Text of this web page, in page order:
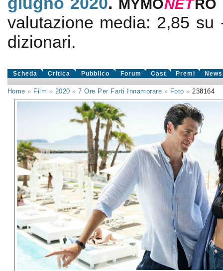
MYMONETRO
valutazione media: 2,85 su
dizionari.
Scheda Critica Pubblico Forum Cast Premi News
Home » Film » 2020 »7 Ore Per Farti Innamorare » Foto »238164